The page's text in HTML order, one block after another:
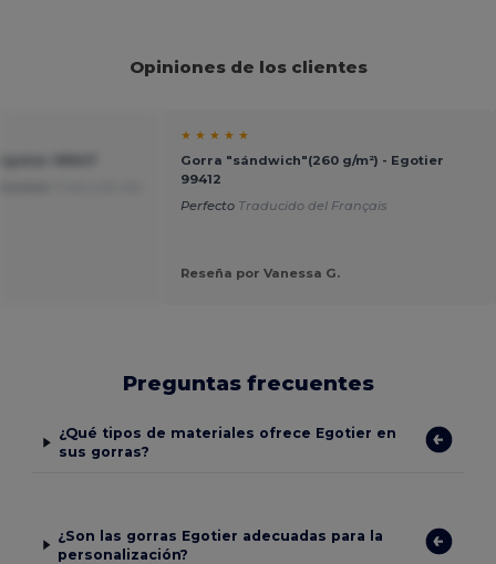
Opiniones de los clientes
★ ★ ★ ★ ★
Gorra "sándwich"(260 g/m²) - Egotier
99412
Perfecto Traducido del Français
Reseña por Vanessa G.
Preguntas frecuentes
¿Qué tipos de materiales ofrece Egotier en
sus gorras?
¿Son las gorras Egotier adecuadas para la
personalización?